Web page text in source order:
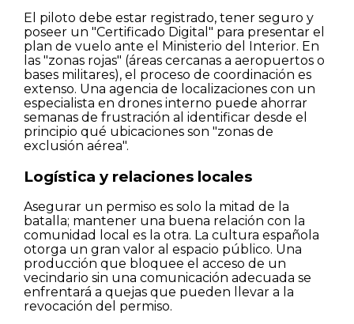
El piloto debe estar registrado, tener seguro y
poseer un "Certificado Digital" para presentar el
plan de vuelo ante el Ministerio del Interior. En
las "zonas rojas" (áreas cercanas a aeropuertos o
bases militares), el proceso de coordinación es
extenso. Una agencia de localizaciones con un
especialista en drones interno puede ahorrar
semanas de frustración al identificar desde el
principio qué ubicaciones son "zonas de
exclusión aérea".
Logística y relaciones locales
Asegurar un permiso es solo la mitad de la
batalla; mantener una buena relación con la
comunidad local es la otra. La cultura española
otorga un gran valor al espacio público. Una
producción que bloquee el acceso de un
vecindario sin una comunicación adecuada se
enfrentará a quejas que pueden llevar a la
revocación del permiso.